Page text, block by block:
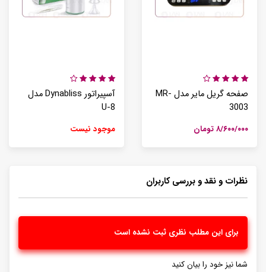
آسپیراتور Dynabliss مدل
U-8
موجود نیست
صفحه گریل مایر مدل MR-
3003
۸/۶۰۰/۰۰۰ تومان
نظرات و نقد و بررسی کاربران
برای این مطلب نظری ثبت نشده است
شما نیز خود را بیان کنید